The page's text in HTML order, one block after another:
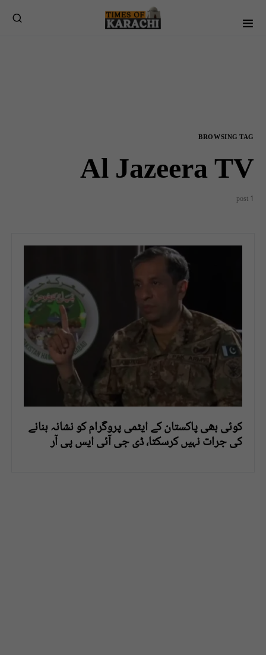
BROWSING TAG
Al Jazeera TV
1 post
کوئی بھی پاکستان کے ایٹمی پروگرام کو نشانہ بنانے
کی جرات نہیں کرسکتا، ڈی جی آئی ایس پی آر